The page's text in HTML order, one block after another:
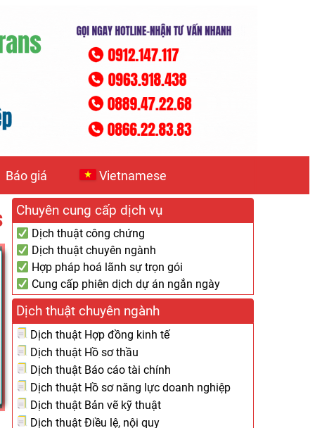
Báo giá Vietnamese
Chuyên cung cấp dịch vụ
Dịch thuật công chứng
Dịch thuật chuyên ngành
Hợp pháp hoá lãnh sự trọn gói
Cung cấp phiên dịch dự án ngắn ngày
Dịch thuật chuyên ngành
Dịch thuật Hợp đồng kinh tế
Dịch thuật Hồ sơ thầu
Dịch thuật Báo cáo tài chính
Dịch thuật Hồ sơ năng lực doanh nghiệp
Dịch thuật Bản vẽ kỹ thuật
Dịch thuật Điều lệ, nội quy